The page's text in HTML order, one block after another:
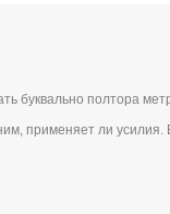
буквально полтора
применяет ли